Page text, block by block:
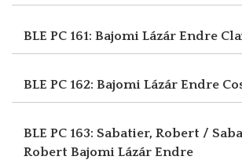
BLE PC 161: Bajomi Lázár Endre
BLE PC 162: Bajomi Lázár Endre
BLE PC 163: Sabatier, Robert /
Robert Bajomi Lázár Endre